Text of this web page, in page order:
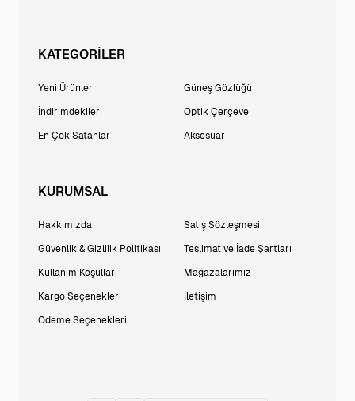
KATEGORİLER
Yeni Ürünler
İndirimdekiler
En Çok Satanlar
Güneş Gözlüğü
Optik Çerçeve
Aksesuar
KURUMSAL
Hakkımızda
Güvenlik & Gizlilik Politikası
Kullanım Koşulları
Kargo Seçenekleri
Ödeme Seçenekleri
Satış Sözleşmesi
Teslimat ve İade Şartları
Mağazalarımız
İletişim